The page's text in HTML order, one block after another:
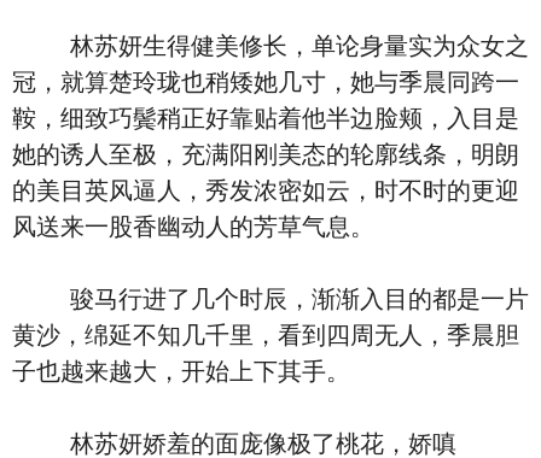
林苏妍生得健美修长，单论身量实为众女之
冠，就算楚玲珑也稍矮她几寸，她与季晨同跨一
鞍，细致巧鬓稍正好靠贴着他半边脸颊，入目是
她的诱人至极，充满阳刚美态的轮廓线条，明朗
的美目英风逼人，秀发浓密如云，时不时的更迎
风送来一股香幽动人的芳草气息。
骏马行进了几个时辰，渐渐入目的都是一片
黄沙，绵延不知几千里，看到四周无人，季晨胆
子也越来越大，开始上下其手。
林苏妍娇羞的面庞像极了桃花，娇嗔